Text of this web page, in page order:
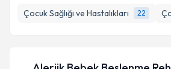
Çocuk Sağlığı ve Hastalıkları
22